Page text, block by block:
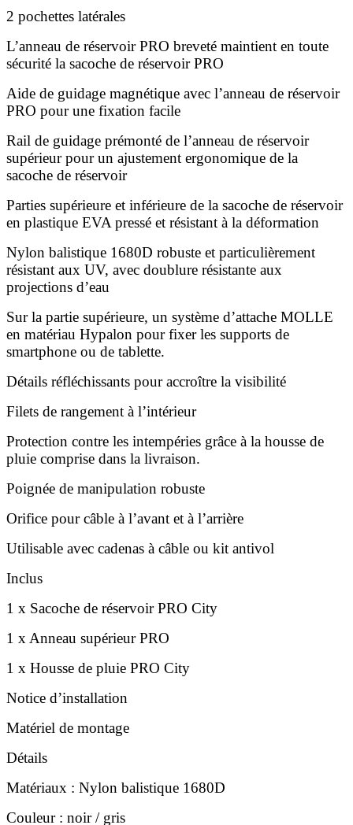
2 pochettes latérales
L’anneau de réservoir PRO breveté maintient en toute
sécurité la sacoche de réservoir PRO
Aide de guidage magnétique avec l’anneau de réservoir
PRO pour une fixation facile
Rail de guidage prémonté de l’anneau de réservoir
supérieur pour un ajustement ergonomique de la
sacoche de réservoir
Parties supérieure et inférieure de la sacoche de réservoir
en plastique EVA pressé et résistant à la déformation
Nylon balistique 1680D robuste et particulièrement
résistant aux UV, avec doublure résistante aux
projections d’eau
Sur la partie supérieure, un système d’attache MOLLE
en matériau Hypalon pour fixer les supports de
smartphone ou de tablette.
Détails réfléchissants pour accroître la visibilité
Filets de rangement à l’intérieur
Protection contre les intempéries grâce à la housse de
pluie comprise dans la livraison.
Poignée de manipulation robuste
Orifice pour câble à l’avant et à l’arrière
Utilisable avec cadenas à câble ou kit antivol
Inclus
1 x Sacoche de réservoir PRO City
1 x Anneau supérieur PRO
1 x Housse de pluie PRO City
Notice d’installation
Matériel de montage
Détails
Matériaux : Nylon balistique 1680D
Couleur : noir / gris